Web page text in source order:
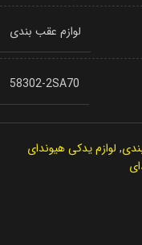
لوازم عقب بندی
58302-2SA70
, لوازم یدکی هیوندای